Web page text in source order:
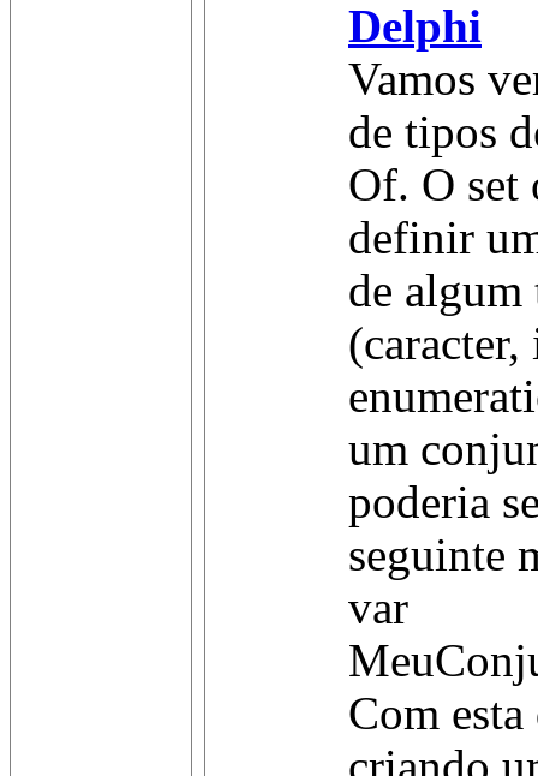
Delphi
Vamos
de tipos
Of. O set
definir
de algum
um
poderia
seguinte
var
Com esta